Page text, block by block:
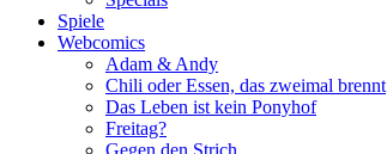
Spiele
Webcomics
Adam & Andy
Chili oder Essen, das zweimal brennt
Das Leben ist kein Ponyhof
Freitag?